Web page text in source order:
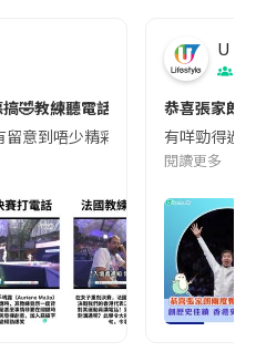
🤣教練聽電話/張家朗邪惡貼地鼓勵
留意到唔少精彩時刻或者搞笑畫
U
恭喜張家朗
有咩勁得過
閱讀更多